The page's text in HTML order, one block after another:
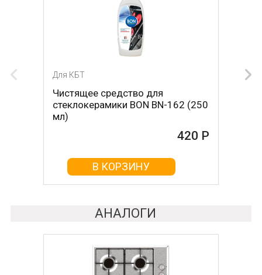
Для КБТ
Чистящее средство для
стеклокерамики BON BN-162 (250
мл)
420 Р
В КОРЗИНУ
Для КБТ
Скребок для ухода за
стеклокерамикой BON BN-603
В КОРЗИНУ
АНАЛОГИ